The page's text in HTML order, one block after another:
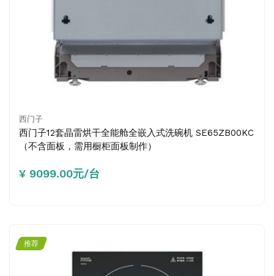
西门子
西门子12套晶雷烘干全能舱全嵌入式洗碗机 SE65ZB00KC
（不含面板，需用橱柜面板制作）
¥ 9099.00元/台
推荐